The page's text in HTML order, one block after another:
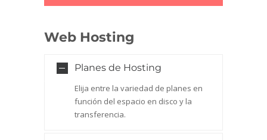
Web Hosting
Planes de Hosting
Elija entre la variedad de planes en
función del espacio en disco y la
transferencia.